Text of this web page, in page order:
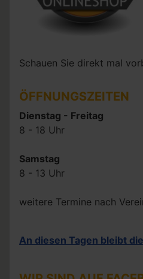
Schauen Sie direkt mal
ÖFFNUNGSZEITEN
Dienstag - Freitag
8 - 18 Uhr
Samstag
8 - 13 Uhr
weitere Termine nach
An diesen Tagen bleibt